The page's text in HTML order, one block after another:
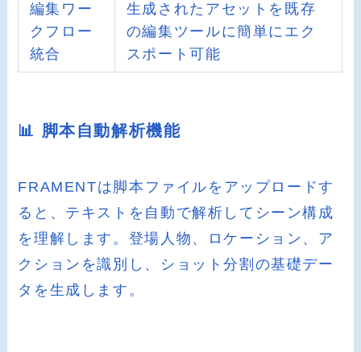
編集ワー
クフロー
統合
生成されたアセットを既存
の編集ツールに簡単にエク
スポート可能
📊 脚本自動解析機能
FRAMENTは脚本ファイルをアップロードす
ると、テキストを自動で解析してシーン構成
を理解します。登場人物、ロケーション、ア
クションを識別し、ショット分割の基礎デー
タを生成します。